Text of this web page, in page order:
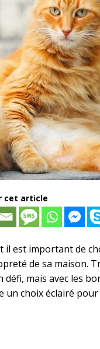
cet article
il est important de
de sa maison.
mais avec les
un choix éclairé